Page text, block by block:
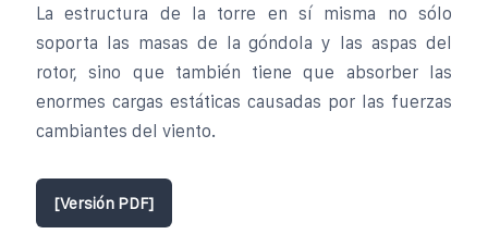
La estructura de la torre en sí misma no sólo
soporta las masas de la góndola y las aspas del
rotor, sino que también tiene que absorber las
enormes cargas estáticas causadas por las fuerzas
cambiantes del viento.
[Versión PDF]